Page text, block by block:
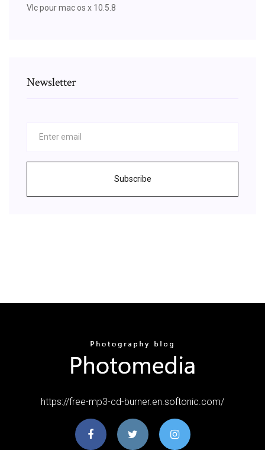
Vlc pour mac os x 10.5.8
Newsletter
Subscribe
https://free-mp3-cd-burner.en.softonic.com/